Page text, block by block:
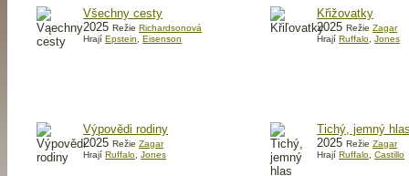
Všechny cesty
2025RežieRichardsonová
HrajíEpstein ,Eisenson
Křižovatky
2025RežieZagar
HrajíRuffalo ,Jones
Výpovědi rodiny
2025RežieZagar
HrajíRuffalo,Jones
Tichý, jemný
2025RežieZagar
HrajíRuffalo,Castillo